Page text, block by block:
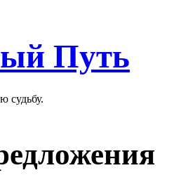
Путь
судьбу.